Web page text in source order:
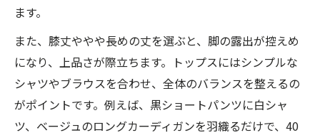
ます。
また、膝丈ややや長めの丈を選ぶと、脚の露出が控えめ
になり、上品さが際立ちます。トップスにはシンプルな
シャツやブラウスを合わせ、全体のバランスを整えるの
がポイントです。例えば、黒ショートパンツに白シャ
ツ、ベージュのロングカーディガンを羽織るだけで、40